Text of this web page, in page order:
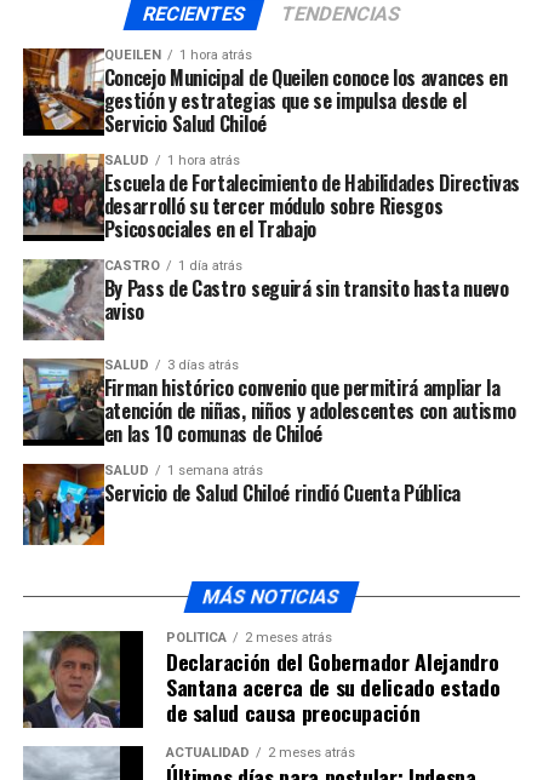
En el ámbito provincial, en sesión del Corel Los Lagos el
representante de Chiloé, Nelson Águila, remarcó el
enorme daño que va a provocar en la atención de salud
en la provincia, el recorte presupuestario del Servicio de
Salud y de los Hospitales.
También en el plano local se ha evidenciado que el
Hospital de Ancud sufrirá una disminución de 350
millones de pesos durante este año, lo que podría
recinto asistencial que se proyecta en el sector de Altos
de Caracoles.
ARTÍCULOS RELACIONADOS:
UP NEXT
Cenabast firmará convenio para que bajen los
NO TE PIERDAS
Detectan mallas de choritos con altos niveles de veneno
paralizante
RECIENTES TENDENCIAS
QUEILEN 1 hora atrás
Concejo Municipal de Queilen conoce los avances en
gestión y estrategias que se impulsa desde el
Servicio Salud Chiloé
SALUD 1 hora atrás
Escuela de Fortalecimiento de Habilidades Directivas
desarrolló su tercer módulo sobre Riesgos
Psicosociales en el Trabajo
CASTRO 1 día atrás
By Pass de Castro seguirá sin transito hasta nuevo
aviso
SALUD 3 días atrás
Firman histórico convenio que permitirá ampliar la
atención de niñas, niños y adolescentes con autismo
en las 10 comunas de Chiloé
SALUD 1 semana atrás
Servicio de Salud Chiloé rindió Cuenta Pública
MÁS NOTICIAS
POLÍTICA 2 meses atrás
Declaración del Gobernador Alejandro
Santana acerca de su delicado estado
de salud causa preocupación
ACTUALIDAD 2 meses atrás